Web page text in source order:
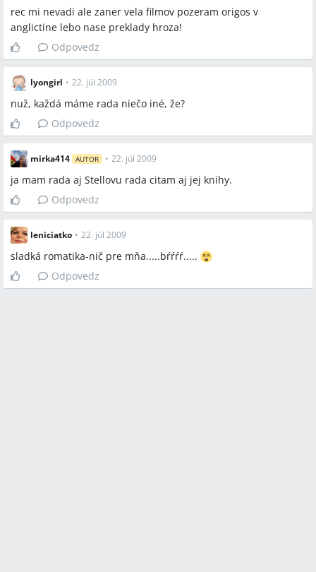
rec mi nevadi ale zaner vela filmov pozeram origos v
anglictine lebo nase preklady hroza!
Odpovedz
lyongirl • 22. júl 2009
nuž, každá máme rada niečo iné, že?
Odpovedz
mirka414 AUTOR • 22. júl 2009
ja mam rada aj Stellovu rada citam aj jej knihy.
Odpovedz
leniciatko • 22. júl 2009
sladká romatika-nič pre mňa.....bŕŕŕŕ.....
Odpovedz